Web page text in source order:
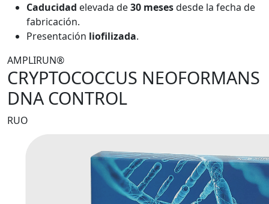
Caducidad elevada de30 mesesdesde la fecha de
fabricación.
Presentación liofilizada.
AMPLIRUN®
CRYPTOCOCCUS NEOFORMANS
DNA CONTROL
RUO